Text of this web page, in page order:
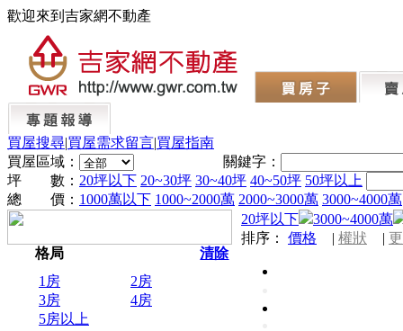
歡迎來到吉家網不動產
買屋搜尋|買屋需求留言|買屋指南
買屋區域：
關鍵字：
坪 數： 20坪以下 20~30坪 30~40坪 40~50坪 50坪以上
總 價： 1000萬以下 1000~2000萬 2000~3000萬 3000~4000萬
格局
清除
1房
2房
3房
4房
5房以上
20坪以下
3000~4000萬
排序： 價格 | 權狀 |